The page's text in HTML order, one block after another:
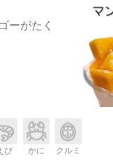
ーがたく
び かに クルミ